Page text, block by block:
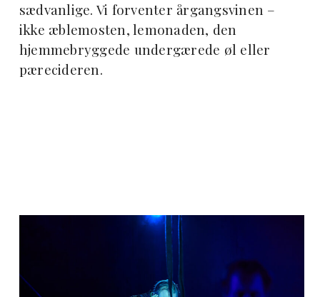
sædvanlige. Vi forventer årgangsvinen –
ikke æblemosten, lemonaden, den
hjemmebryggede undergærede øl eller
pærecideren.